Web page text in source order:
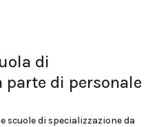
di
parte di personale
di specializzazione da